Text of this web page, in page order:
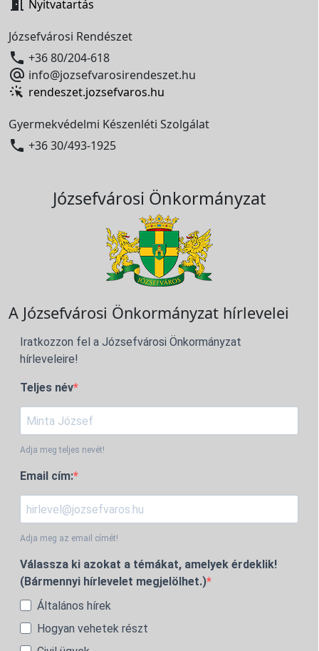
 Nyitvatartás
Józsefvárosi Rendészet
 +36 80/204-618
 info@jozsefvarosirendeszet.hu
rendeszet.jozsefvaros.hu
Gyermekvédelmi Készenléti Szolgálat
 +36 30/493-1925
Józsefvárosi Önkormányzat
A Józsefvárosi Önkormányzat hírlevelei
Iratkozzon fel a Józsefvárosi Önkormányzat
hírleveleire!
Teljes név
Adja meg teljes nevét!
Email cím:
Adja meg az email címét!
Válassza ki azokat a témákat, amelyek érdeklik!
(Bármennyi hírlevelet megjelölhet.)
Általános hírek
Hogyan vehetek részt